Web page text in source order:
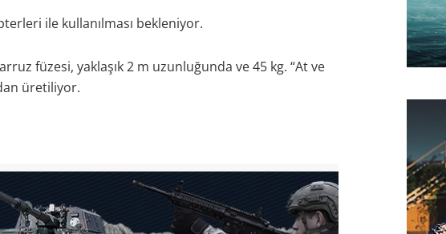
ile kullanılması bekleniyor.
füzesi, yaklaşık 2 m uzunluğunda ve 45 kg. “At ve
üretiliyor.